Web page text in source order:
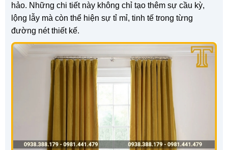
hảo. Những chi tiết này không chỉ tạo thêm sự cầu kỳ,
lộng lẫy mà còn thể hiện sự tỉ mỉ, tinh tế trong từng
đường nét thiết kế.